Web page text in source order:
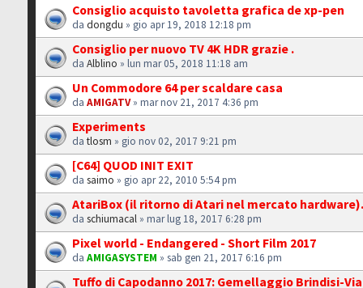
Consiglio acquisto tavoletta grafica de xp-pen
dadongdu » gio apr 19, 2018 12:18 pm
Consiglio per nuovo TV 4K HDR grazie .
daAlblino » lun mar 05, 2018 11:18 am
Un Commodore 64 per scaldare casa
daAMIGATV» mar nov 21, 2017 4:36 pm
Experiments
datlosm » gio nov 02, 2017 9:21 pm
[C64] QUOD INIT EXIT
dasaimo » gio apr 22, 2010 5:54 pm
AtariBox (il ritorno di Atari nel mercato
daschiumacal » mar lug 18, 2017 6:28 pm
Pixel world - Endangered - Short Film 2017
daAMIGASYSTEM » sab gen 21, 2017 6:16 pm
Tuffo di Capodanno 2017: Gemellaggio Brindisi-